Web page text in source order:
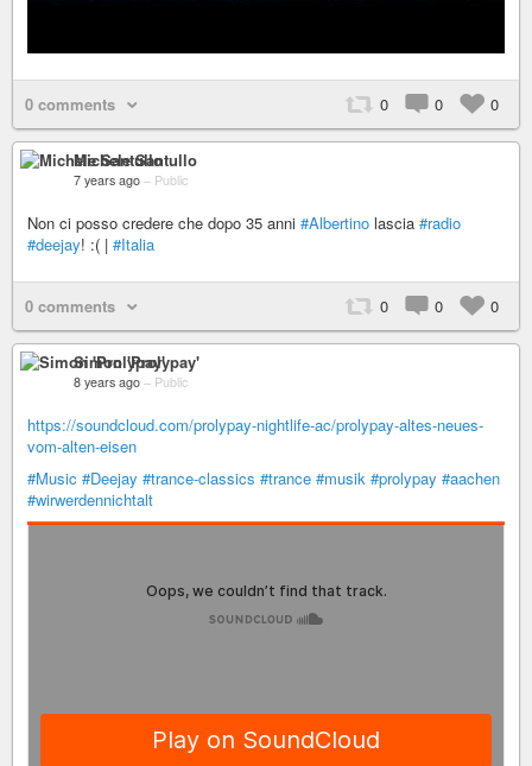
0 comments 0 0 0
Michele Santullo
7 years ago – Public
Non ci posso credere che dopo 35 anni #Albertino lascia #radio
#deejay! :( | #Italia
0 comments 0 0 0
Simon 'Prolypay'
8 years ago – Public
https://soundcloud.com/prolypay-nightlife-ac/prolypay-altes-neues-
vom-alten-eisen
#Music #Deejay #trance-classics #trance #musik #prolypay #aachen
#wirwerdennichtalt